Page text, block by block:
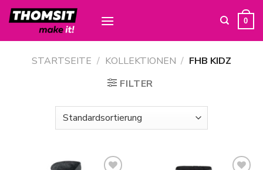
Skip
0
STARTSEITE / KOLLEKTIONEN / FHB KIDZ
FILTER